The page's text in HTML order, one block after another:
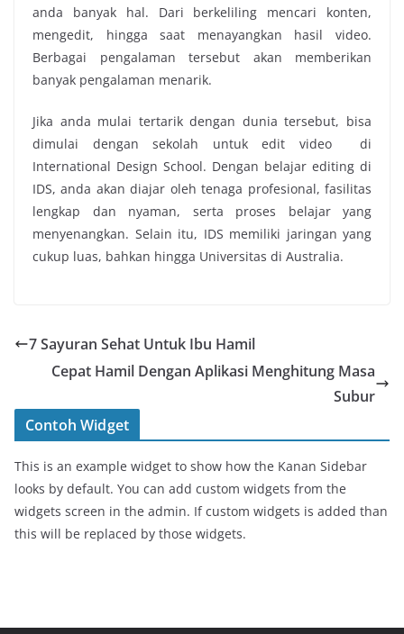
anda banyak hal. Dari berkeliling mencari konten,
mengedit, hingga saat menayangkan hasil video.
Berbagai pengalaman tersebut akan memberikan
banyak pengalaman menarik.
Jika anda mulai tertarik dengan dunia tersebut, bisa
dimulai dengan sekolah untuk edit video di
International Design School. Dengan belajar editing di
IDS, anda akan diajar oleh tenaga profesional, fasilitas
lengkap dan nyaman, serta proses belajar yang
menyenangkan. Selain itu, IDS memiliki jaringan yang
cukup luas, bahkan hingga Universitas di Australia.
7 Sayuran Sehat Untuk Ibu Hamil
Cepat Hamil Dengan Aplikasi Menghitung Masa
Subur
Contoh Widget
This is an example widget to show how the Kanan Sidebar
looks by default. You can add custom widgets from the
widgets screen in the admin. If custom widgets is added than
this will be replaced by those widgets.